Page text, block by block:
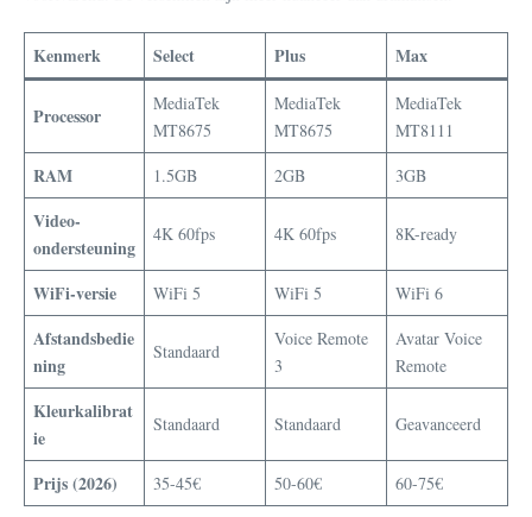
Kenmerk Select Plus Max
Processor
MediaTek
MT8675
MediaTek
MT8675
MediaTek
MT8111
RAM 1.5GB 2GB 3GB
Video-
ondersteuning
4K 60fps 4K 60fps 8K-ready
WiFi-versie WiFi 5 WiFi 5 WiFi 6
Afstandsbedie
ning
Standaard
Voice Remote
3
Avatar Voice
Remote
Kleurkalibrat
ie
Standaard Standaard Geavanceerd
Prijs (2026) 35-45€ 50-60€ 60-75€